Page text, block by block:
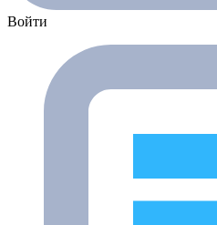
Войти